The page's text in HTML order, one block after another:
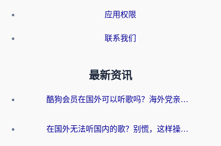
应用权限
联系我们
最新资讯
酷狗会员在国外可以听歌吗？海外党亲测有效：3步解决音乐权限难题
在国外无法听国内的歌？别慌，这样操作就能畅听QQ音乐（附亲测加速器推荐）